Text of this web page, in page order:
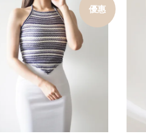
優惠
加入購物車